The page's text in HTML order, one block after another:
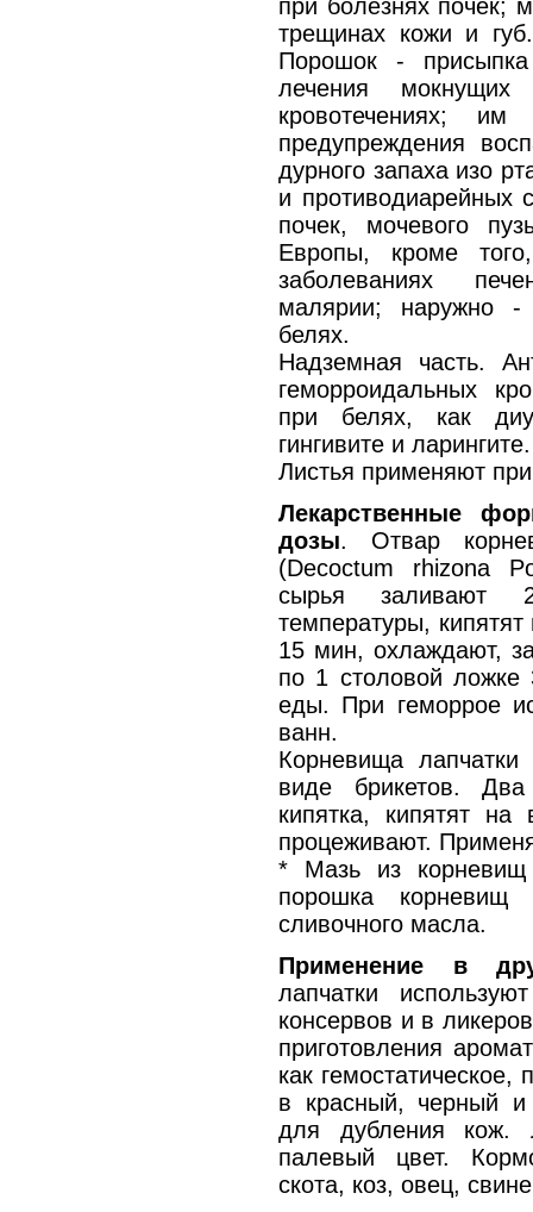
при болезнях почек;
трещинах кожи и
Порошок -
лечения
кровотечениях;
предупреждения
дурного запаха изо
и противодиарейных
почек, мочевого
Европы, кроме
заболеваниях
малярии; наружно -
белях.
Надземная часть.
геморроидальных
при белях, как
гингивите и ларингите.
Листья применяют
Лекарственные
дозы. Отвар
(Decoctum rhizona
сырья заливают
температуры,
15 мин, охлаждают,
по 1 столовой
еды. При геморрое
ванн.
Корневища лапчатки
виде брикетов.
кипятка, кипятят
процеживают.
* Мазь из корневищ
порошка
сливочного масла.
Применение в
лапчатки
консервов и в
приготовления
как
в красный, черный и
для дубления кож.
палевый цвет.
скота, коз, овец,